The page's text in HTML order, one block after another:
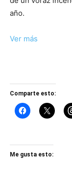
año.
Ver más
Comparte esto:
Me gusta esto: